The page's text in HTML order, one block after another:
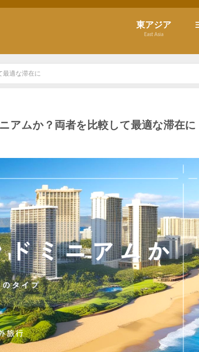
東アジア
East Asia
最適な滞在に
アムか？両者を比較して最適な滞在に